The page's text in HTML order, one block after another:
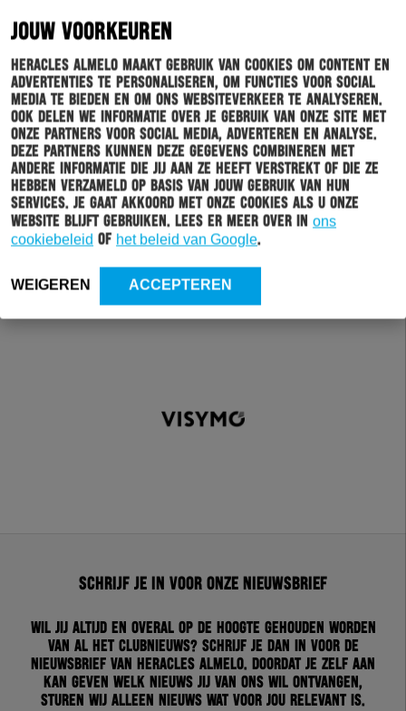
JOUW VOORKEUREN
Heracles Almelo maakt gebruik van cookies om content en
advertenties te personaliseren, om functies voor social
media te bieden en om ons websiteverkeer te analyseren.
Ook delen we informatie over je gebruik van onze site met
onze partners voor social media, adverteren en analyse.
Deze partners kunnen deze gegevens combineren met
andere informatie die jij aan ze heeft verstrekt of die ze
hebben verzameld op basis van jouw gebruik van hun
services. Je gaat akkoord met onze cookies als u onze
website blijft gebruiken. Lees er meer over in ons
cookiebeleid of het beleid van Google.
WEIGEREN ACCEPTEREN
Schrijf je in voor onze nieuwsbrief
Wil jij altijd en overal op de hoogte gehouden worden
van al het clubnieuws? Schrijf je dan in voor de
nieuwsbrief van Heracles Almelo. Doordat je zelf aan
kan geven welk nieuws jij van ons wil ontvangen,
sturen wij alleen nieuws wat voor jou relevant is.